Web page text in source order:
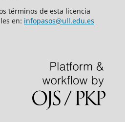
términos de esta licencia
en: infopasos@ull.edu.es